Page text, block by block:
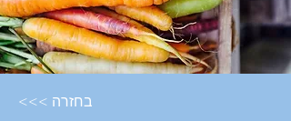
<<< בחזרה